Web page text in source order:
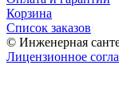
Корзина
Список заказов
© Инженерная
Лицензионное